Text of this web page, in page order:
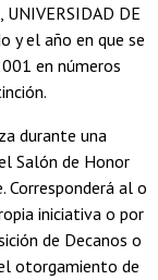
DE
y el año en que se
en números
durante una
Salón de Honor
Corresponderá al o
iniciativa o por
de Decanos o
otorgamiento de